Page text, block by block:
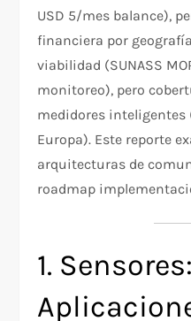
USD 5/mes balance),
financiera por
viabilidad (SUNASS
monitoreo), pero
medidores inteligentes
Europa). Este reporte
arquitecturas de
roadmap
1.